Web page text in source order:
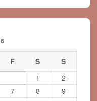
F S
S
1
2
7 8
9